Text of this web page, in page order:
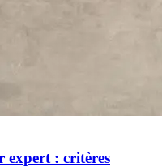
expert : critères